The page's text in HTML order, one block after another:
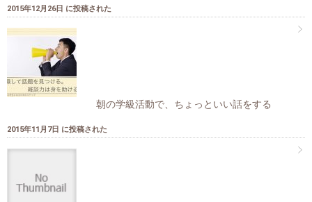
2015年12月26日 に投稿された
朝の学級活動で、ちょっといい話をする
2015年11月7日 に投稿された